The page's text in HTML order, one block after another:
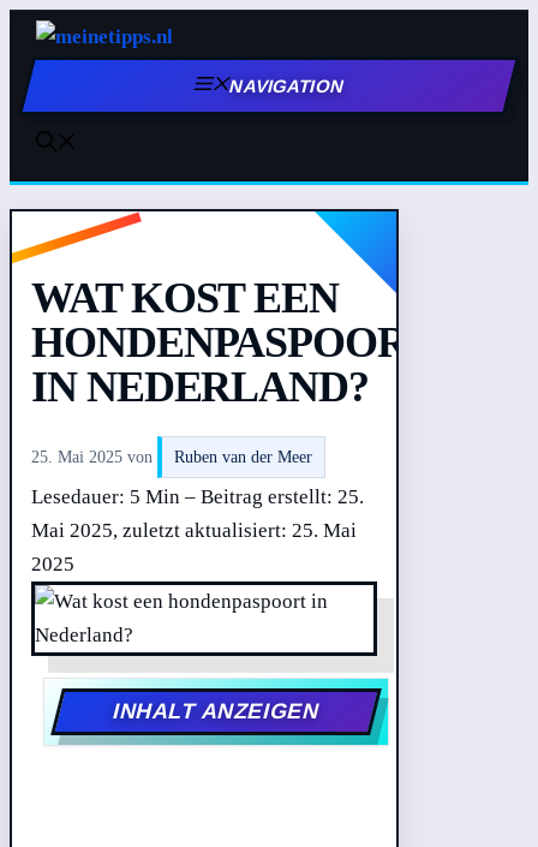
Zum
Inhalt
springen
NAVIGATION
WAT KOST EEN
HONDENPASPOORT
IN NEDERLAND?
25. Mai 2025 von Ruben van der Meer
Lesedauer: 5 Min – Beitrag erstellt: 25.
Mai 2025, zuletzt aktualisiert: 25. Mai
2025
INHALT ANZEIGEN